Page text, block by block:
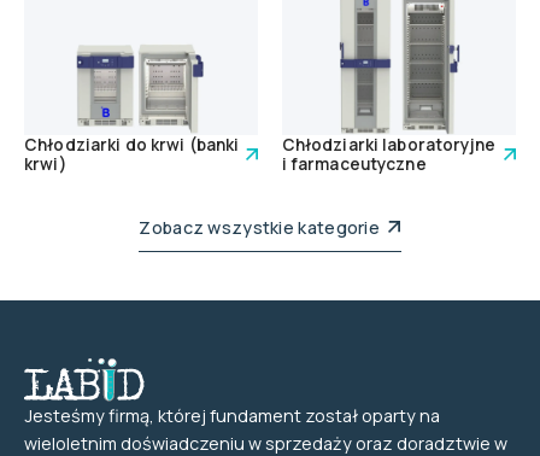
Chłodziarki do krwi (banki
krwi)
Chłodziarki laboratoryjne
i farmaceutyczne
Zobacz wszystkie kategorie
Jesteśmy firmą, której fundament został oparty na
wieloletnim doświadczeniu w sprzedaży oraz doradztwie w